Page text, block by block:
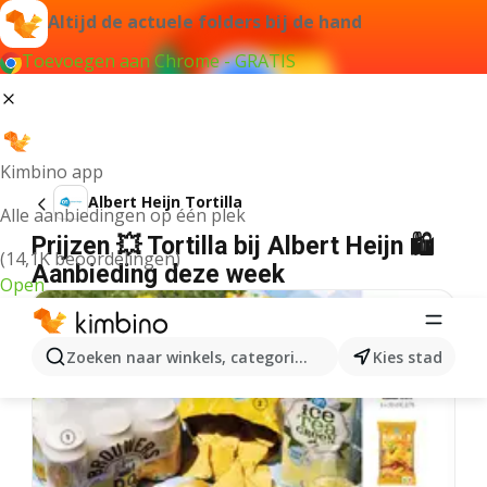
Altijd de actuele folders bij de hand
Toevoegen aan Chrome - GRATIS
Kimbino app
Alle aanbiedingen op één plek
(14,1K beoordelingen)
Open
Zoeken naar winkels, categorieën, producten...
Kies stad
Albert Heijn Tortilla
Prijzen 💥 Tortilla bij Albert Heijn 🛍️
Aanbieding deze week